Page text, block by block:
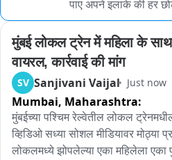
पाए अपने इलाके की हर
मुंबई लोकल ट्रेन में महिला के साथ
वायरल, कार्रवाई की मांग
SV Sanjivani Vaijal Just now
Mumbai, Maharashtra:
मुंबईच्या पश्चिम रेल्वेतील लोकल
व्हिडिओ सध्या सोशल मीडियावर मोठ्या
लोकलमध्ये झोपलेल्या एका महिलेला एका